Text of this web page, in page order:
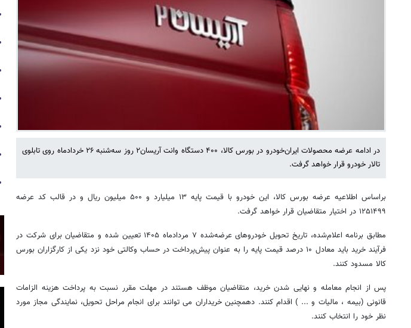
در ادامه عرضه محصولات ایران‌خودرو در بورس کالا، ۴۰۰ دستگاه وانت آریسان۲ روز سه‌شنبه ۲۶ خردادماه روی تابلوی
تالار خودرو قرار خواهد گرفت.
براساس اطلاعیه عرضه بورس کالا، این خودرو با قیمت پایه ۱۳ میلیارد و ۵۰۰ میلیون ریال و در قالب کد عرضه
۱۲۵۱۴۹۹ در اختیار متقاضیان قرار خواهد گرفت.
مطابق برنامه اعلام‌شده، تاریخ تحویل خودروهای عرضه‌شده ۷ مردادماه ۱۴۰۵ تعیین شده و متقاضیان برای شرکت در
فرآیند خرید باید معادل ۱۰ درصد قیمت پایه را به عنوان پیش‌پرداخت در حساب وکالتی خود نزد یکی از کارگزاران بورس
کالا مسدود کنند.
پس از انجام معامله و نهایی شدن خرید، متقاضیان موظف هستند در مهلت مقرر نسبت به پرداخت هزینه‌ الزامات
قانونی (بیمه ، مالیات و ... ) اقدام کنند. دهمچنین خریداران می توانند برای انجام مراحل تحویل، نمایندگی مجاز مورد
نظر خود را انتخاب کنند.